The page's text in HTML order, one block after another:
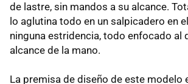
de lastre, sin mandos a su alcance.
lo aglutina todo en un salpicadero en
ninguna estridencia, todo enfocado al
alcance de la mano.
La premisa de diseño de este modelo